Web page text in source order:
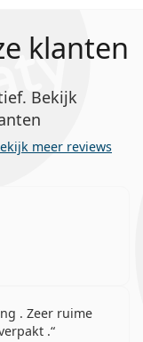
combinatie van
zonnebril de
instructies
klanten
Bekijk
meer reviews
. Zeer ruime
.